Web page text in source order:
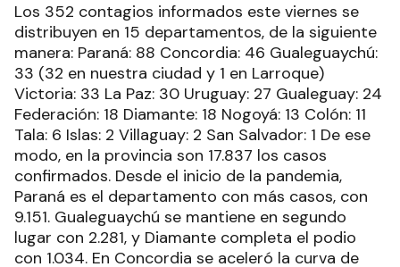
Los 352 contagios informados este viernes se
distribuyen en 15 departamentos, de la siguiente
manera: Paraná: 88 Concordia: 46 Gualeguaychú:
33 (32 en nuestra ciudad y 1 en Larroque)
Victoria: 33 La Paz: 30 Uruguay: 27 Gualeguay: 24
Federación: 18 Diamante: 18 Nogoyá: 13 Colón: 11
Tala: 6 Islas: 2 Villaguay: 2 San Salvador: 1 De ese
modo, en la provincia son 17.837 los casos
confirmados. Desde el inicio de la pandemia,
Paraná es el departamento con más casos, con
9.151. Gualeguaychú se mantiene en segundo
lugar con 2.281, y Diamante completa el podio
con 1.034. En Concordia se aceleró la curva de